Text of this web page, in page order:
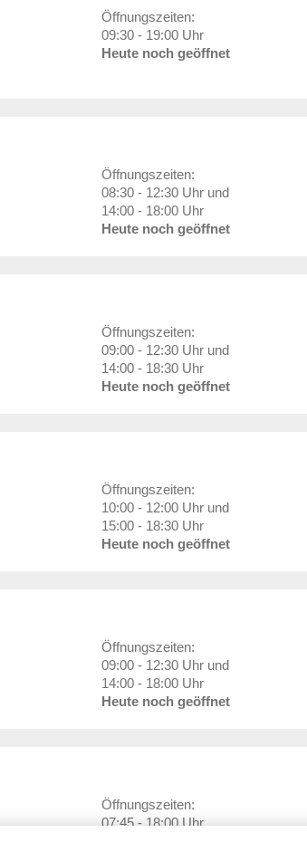
Öffnungszeiten:
09:30 - 19:00 Uhr
Heute noch geöffnet
Öffnungszeiten:
08:30 - 12:30 Uhr und
14:00 - 18:00 Uhr
Heute noch geöffnet
Öffnungszeiten:
09:00 - 12:30 Uhr und
14:00 - 18:30 Uhr
Heute noch geöffnet
Öffnungszeiten:
10:00 - 12:00 Uhr und
15:00 - 18:30 Uhr
Heute noch geöffnet
Öffnungszeiten:
09:00 - 12:30 Uhr und
14:00 - 18:00 Uhr
Heute noch geöffnet
Öffnungszeiten:
07:45 - 18:00 Uhr